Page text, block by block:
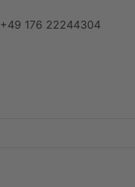
+49 176 22244304